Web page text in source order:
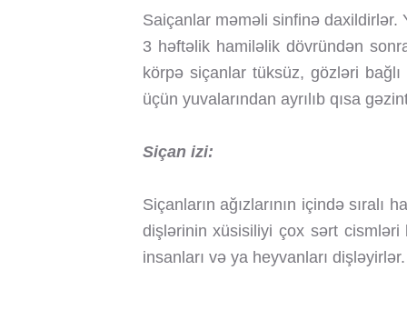
Saiçanlar məməli sinfinə daxildirlər.
3 həftəlik hamiləlik dövründən
körpə siçanlar tüksüz, gözləri
üçün yuvalarından ayrılıb qısa
Siçan izi:
Siçanların ağızlarının içində
dişlərinin xüsisiliyi çox sərt
insanları və ya heyvanları dişləyirlər.